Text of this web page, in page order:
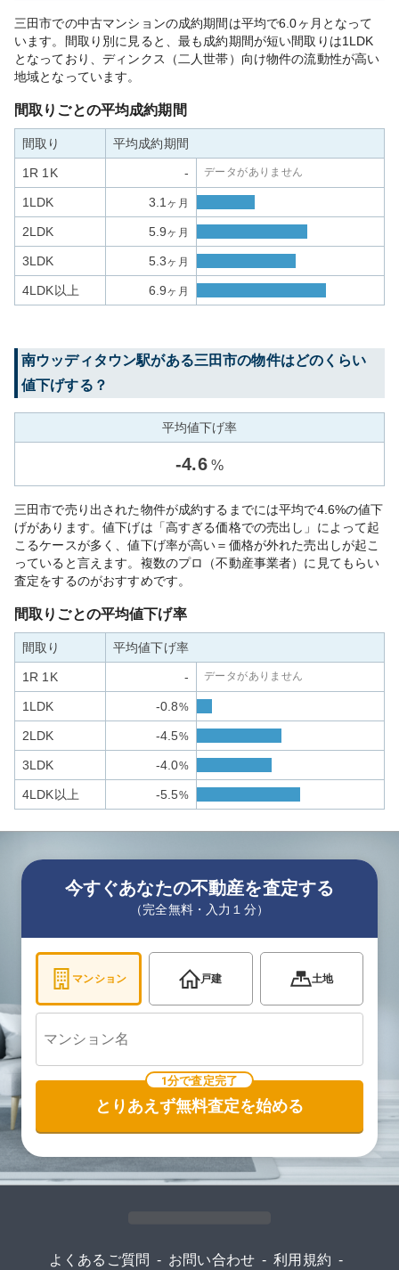
三田市での中古マンションの成約期間は平均で6.0ヶ月となって
います。間取り別に見ると、最も成約期間が短い間取りは1LDK
となっており、ディンクス（二人世帯）向け物件の流動性が高い
地域となっています。
間取りごとの平均成約期間
間取り 平均成約期間
1R 1K - データがありません
1LDK 3.1 ヶ月
2LDK 5.9ヶ月
3LDK 5.3ヶ月
4LDK以上 6.9ヶ月
南ウッディタウン駅がある三田市の物件はどのくらい
値下げする？
平均値下げ率
-4.6 %
三田市で売り出された物件が成約するまでには平均で4.6%の値下
げがあります。値下げは「高すぎる価格での売出し」によって起
こるケースが多く、値下げ率が高い＝価格が外れた売出しが起こ
っていると言えます。複数のプロ（不動産事業者）に見てもらい
査定をするのがおすすめです。
間取りごとの平均値下げ率
間取り 平均値下げ率
1R 1K - データがありません
1LDK -0.8%
2LDK -4.5%
3LDK -4.0%
4LDK以上 -5.5%
今すぐあなたの不動産を査定する
（完全無料・入力１分）
マンション 戸建 土地
1分で査定完了
とりあえず無料査定を始める
よくあるご質問 - お問い合わせ - 利用規約 -